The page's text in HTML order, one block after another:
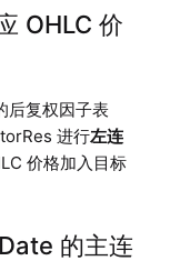
OHLC 价
后复权因子表
进行左连
价格加入目标
的主连